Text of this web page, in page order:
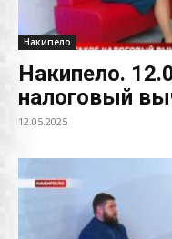
Накипело
Накипело.
налоговый
12.05.2025